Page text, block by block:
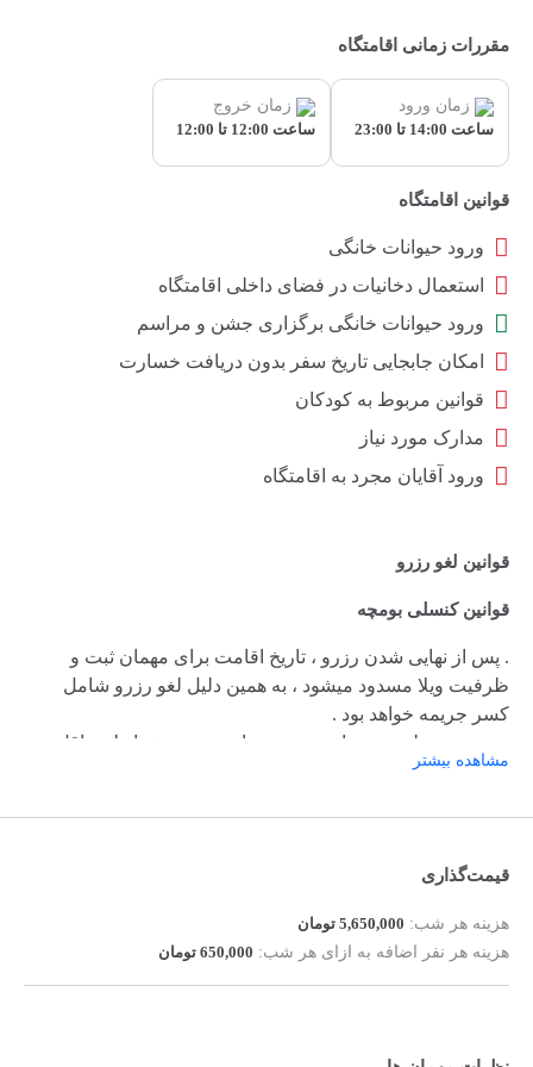
مقررات زمانی اقامتگاه
زمان ورود
ساعت 14:00 تا 23:00
زمان خروج
ساعت 12:00 تا 12:00
قوانین اقامتگاه
ورود حیوانات خانگی
استعمال دخانیات در فضای داخلی اقامتگاه
ورود حیوانات خانگی برگزاری جشن و مراسم
امکان جابجایی تاریخ سفر بدون دریافت خسارت
قوانین مربوط به کودکان
مدارک مورد نیاز
ورود آقایان مجرد به اقامتگاه
قوانین لغو رزرو
قوانین کنسلی بومچه
. پس از نهایی شدن رزرو ، تاریخ اقامت برای مهمان ثبت و
ظرفیت ویلا مسدود میشود ، به همین دلیل لغو رزرو شامل
کسر جریمه خواهد بود .
. در صورت لغو رزرو از سمت مهمان ، در هر شرایط حداقل
25درصد از مبلغ کل رزرو بابت مالیات ، کارمزد و هزینه های
درصد از مبلغ کل رزرو کسر میشود .
مبلغ پرداختی غیر قابل استرداد خواهد بود .
. رزرو های لحظه آخری شامل کنسلی نمیشود .
مشاهده بیشتر
قیمت‌گذاری
هزینه هر شب: 5,650,000 تومان
هزینه هر نفر اضافه به ازای هر شب: 650,000 تومان